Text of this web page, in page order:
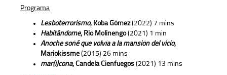
Programa
Lesboterrorismo, Koba Gómez(2022) 7 mins
Habitándome, Rio Molinengo(2021) 1 min
Anoche soñé que volvía a la mansión del vicio,
Mariokissme (2015) 26 mins
mar(i)cona, Candela Cienfuegos (2021) 13 mins